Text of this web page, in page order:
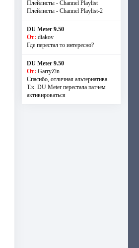
Плейлисты - Channel Playlist
Плейлисты - Channel Playlist-2
DU Meter 9.50
От: diakov
Где перестал то интересно?
DU Meter 9.50
От: GarryZin
Спасибо, отличная альтернатива.
Т.к. DU Meter перестала патчем
активироваться